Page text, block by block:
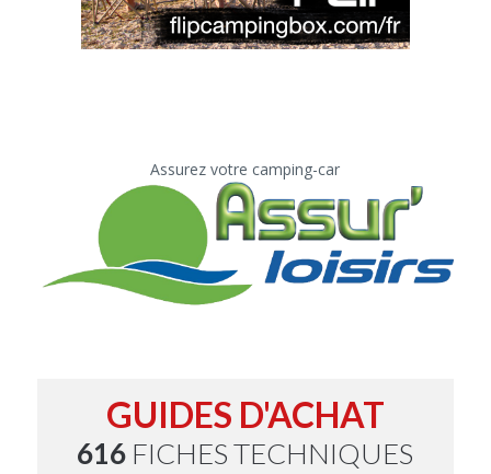
Assurez votre camping-car
GUIDES D'ACHAT
616 FICHES TECHNIQUES